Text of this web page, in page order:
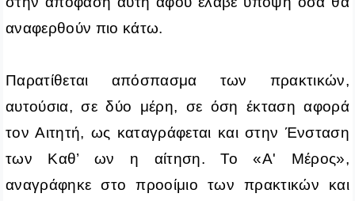
αναφερθούν πιο κάτω.
Παρατίθεται απόσπασμα των πρακτικών,
αυτούσια, σε δύο μέρη, σε όση έκταση αφορά
τον Αιτητή, ως καταγράφεται και στην Ένσταση
των Καθ’ ων η αίτηση. Το «A' Μέρος»,
αναγράφηκε στο προοίμιο των πρακτικών και